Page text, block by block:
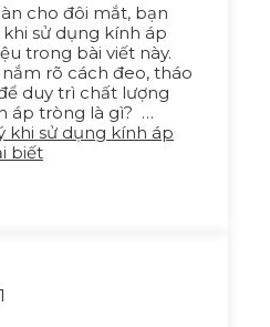
cho đôi mắt, bạn
khi sử dụng kính áp
trong bài viết này.
rõ cách đeo, tháo
duy trì chất lượng
áp tròng là gì? …
khi sử dụng kính áp
biết